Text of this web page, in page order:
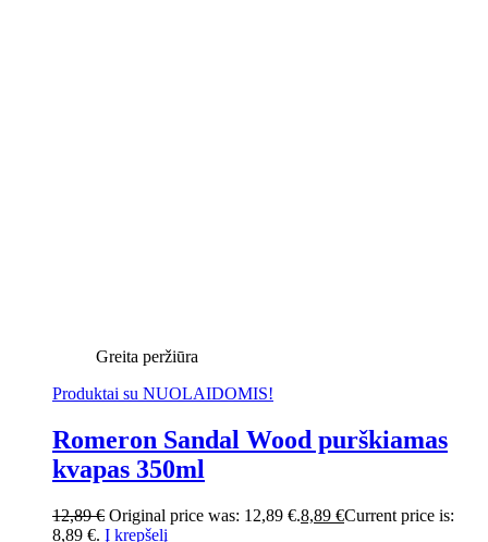
Greita peržiūra
Produktai su NUOLAIDOMIS!
Romeron Sandal Wood purškiamas
kvapas 350ml
12,89€ Original price was: 12,89 €.8,89 €Current price is:
8,89 €. Į krepšelį